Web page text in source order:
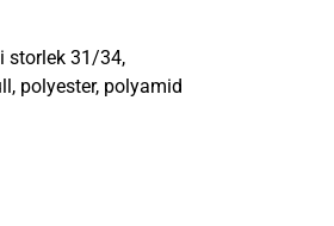
storlek 31/34,
polyester, polyamid